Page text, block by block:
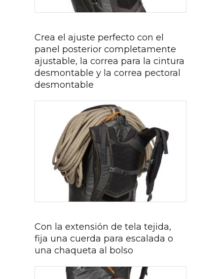
Crea el ajuste perfecto con el
panel posterior completamente
ajustable, la correa para la cintura
desmontable y la correa pectoral
desmontable
Con la extensión de tela tejida,
fija una cuerda para escalada o
una chaqueta al bolso